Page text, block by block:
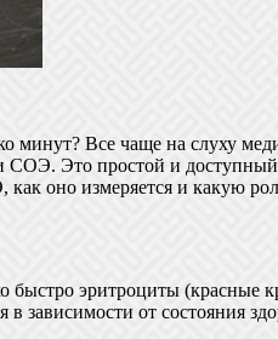
минут? Все чаще на слуху
СОЭ. Это простой и
оно измеряется и какую
эритроциты
зависимости от состояния